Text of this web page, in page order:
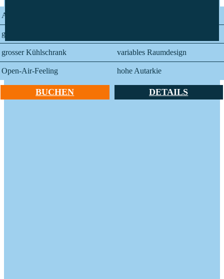
Aufstelldach
grosser Innenraum
grosser Kühlschrank variables Raumdesign
Open-Air-Feeling hohe Autarkie
BUCHEN DETAILS